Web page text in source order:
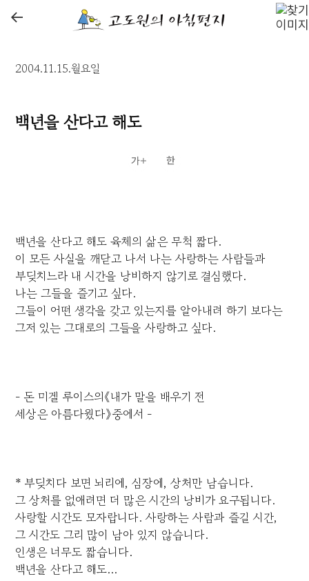
←
2004.11.15.월요일
백년을 산다고 해도
백년을 산다고 해도 육체의 삶은 무척 짧다.
이 모든 사실을 깨닫고 나서 나는 사랑하는 사람들과
부딪치느라 내 시간을 낭비하지 않기로 결심했다.
나는 그들을 즐기고 싶다.
그들이 어떤 생각을 갖고 있는지를 알아내려 하기 보다는
그저 있는 그대로의 그들을 사랑하고 싶다.
- 돈 미겔 루이스의《내가 말을 배우기 전
세상은 아름다웠다》중에서 -
* 부딪치다 보면 뇌리에, 심장에, 상처만 남습니다.
그 상처를 없애려면 더 많은 시간의 낭비가 요구됩니다.
사랑할 시간도 모자랍니다. 사랑하는 사람과 즐길 시간,
그 시간도 그리 많이 남아 있지 않습니다.
인생은 너무도 짧습니다.
백년을 산다고 해도...